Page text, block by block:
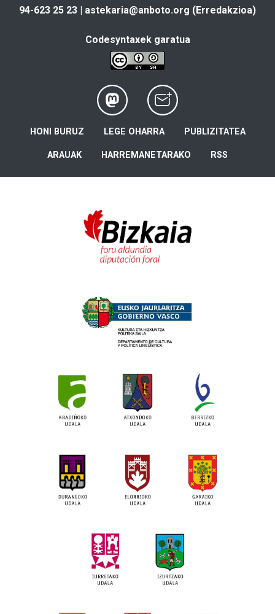
94-623 25 23 | astekaria@anboto.org (Erredakzioa)
Codesyntaxek garatua
HONI BURUZ LEGE OHARRA PUBLIZITATEA
ARAUAK HARREMANETARAKO RSS